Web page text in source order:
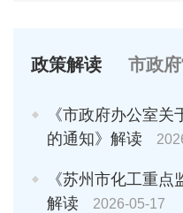
政策解读 市政
《市政府办公室
的通知》解读
《苏州市化工重点
解读
2026-05-17